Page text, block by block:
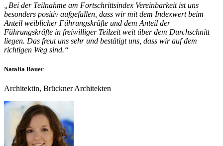
„Bei der Teilnahme am Fortschrittsindex Vereinbarkeit ist uns
besonders positiv aufgefallen, dass wir mit dem Indexwert beim
Anteil weiblicher Führungskräfte und dem Anteil der
Führungskräfte in freiwilliger Teilzeit weit über dem Durchschnitt
liegen. Das freut uns sehr und bestätigt uns, dass wir auf dem
richtigen Weg sind.“
Natalia Bauer
Architektin, Brückner Architekten